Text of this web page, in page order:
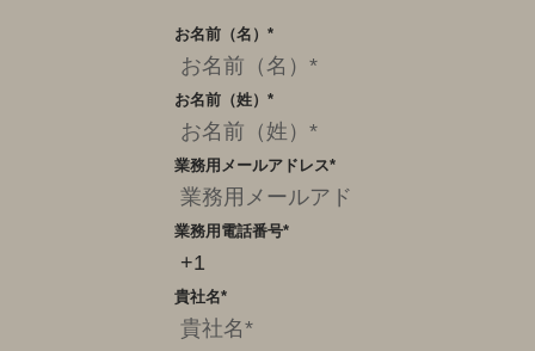
*
お名前（名）
*
お名前（姓）
*
業務用メールアドレス
*
業務用電話番号
*
貴社名